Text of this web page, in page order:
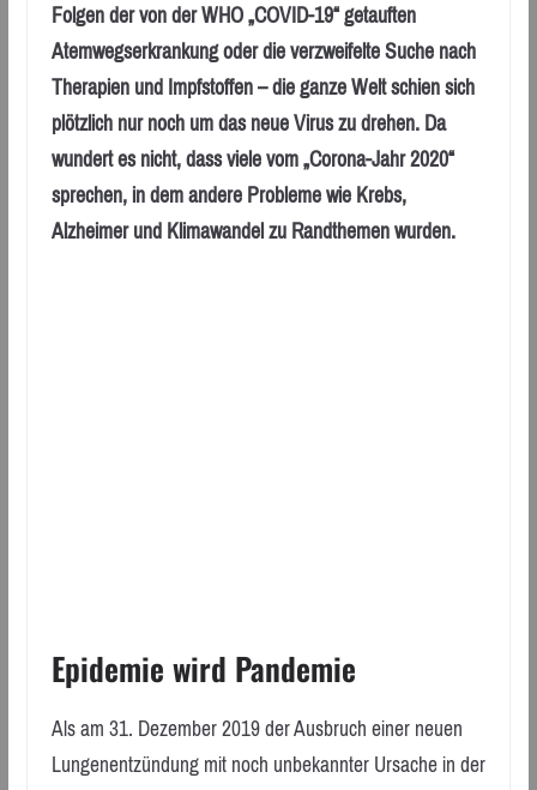
Folgen der von der WHO „COVID-19“ getauften
Atemwegserkrankung oder die verzweifelte Suche nach
Therapien und Impfstoffen – die ganze Welt schien sich
plötzlich nur noch um das neue Virus zu drehen. Da
wundert es nicht, dass viele vom „Corona-Jahr 2020“
sprechen, in dem andere Probleme wie Krebs,
Alzheimer und Klimawandel zu Randthemen wurden.
Epidemie wird Pandemie
Als am 31. Dezember 2019 der Ausbruch einer neuen
Lungenentzündung mit noch unbekannter Ursache in der